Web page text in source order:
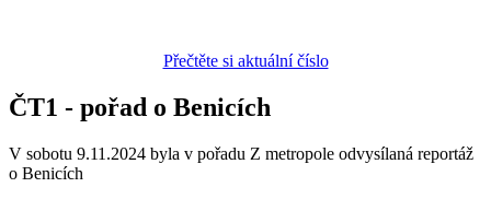
Přečtěte si aktuální číslo
ČT1 - pořad o Benicích
V sobotu 9.11.2024 byla v pořadu Z metropole odvysílaná reportáž
o Benicích